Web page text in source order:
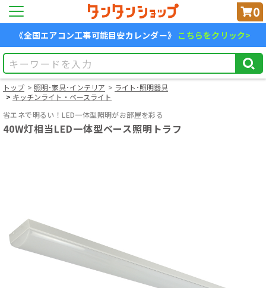
0
《全国エアコン工事可能目安カレンダー》 こちらをクリック>
トップ 照明･家具･インテリア
ライト･照明器具
キッチンライト・ベースライト
省エネで明るい！LED一体型照明がお部屋を彩る
40W灯相当LED一体型ベース照明トラフ